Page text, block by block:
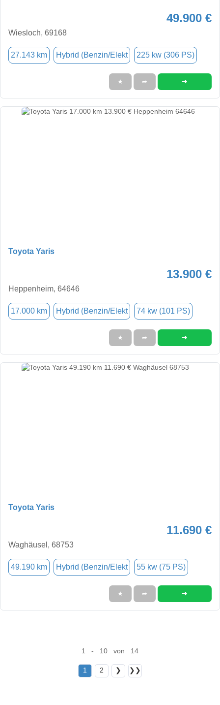
49.900 €
Wiesloch, 69168
27.143 km Hybrid (Benzin/Elekt 225 kw (306 PS)
★ ➦ ➜
Toyota Yaris
13.900 €
Heppenheim, 64646
17.000 km Hybrid (Benzin/Elekt 74 kw (101 PS)
★ ➦ ➜
Toyota Yaris
11.690 €
Waghäusel, 68753
49.190 km Hybrid (Benzin/Elekt 55 kw (75 PS)
★ ➦ ➜
1 - 10 von 14
1 2 ❯ ❯❯